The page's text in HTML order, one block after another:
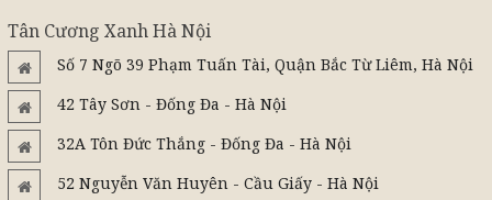
Tân Cương Xanh Hà Nội
Số 7 Ngõ 39 Phạm Tuấn Tài, Quận Bắc Từ Liêm, Hà Nội
42 Tây Sơn - Đống Đa - Hà Nội
32A Tôn Đức Thắng - Đống Đa - Hà Nội
52 Nguyễn Văn Huyên - Cầu Giấy - Hà Nội